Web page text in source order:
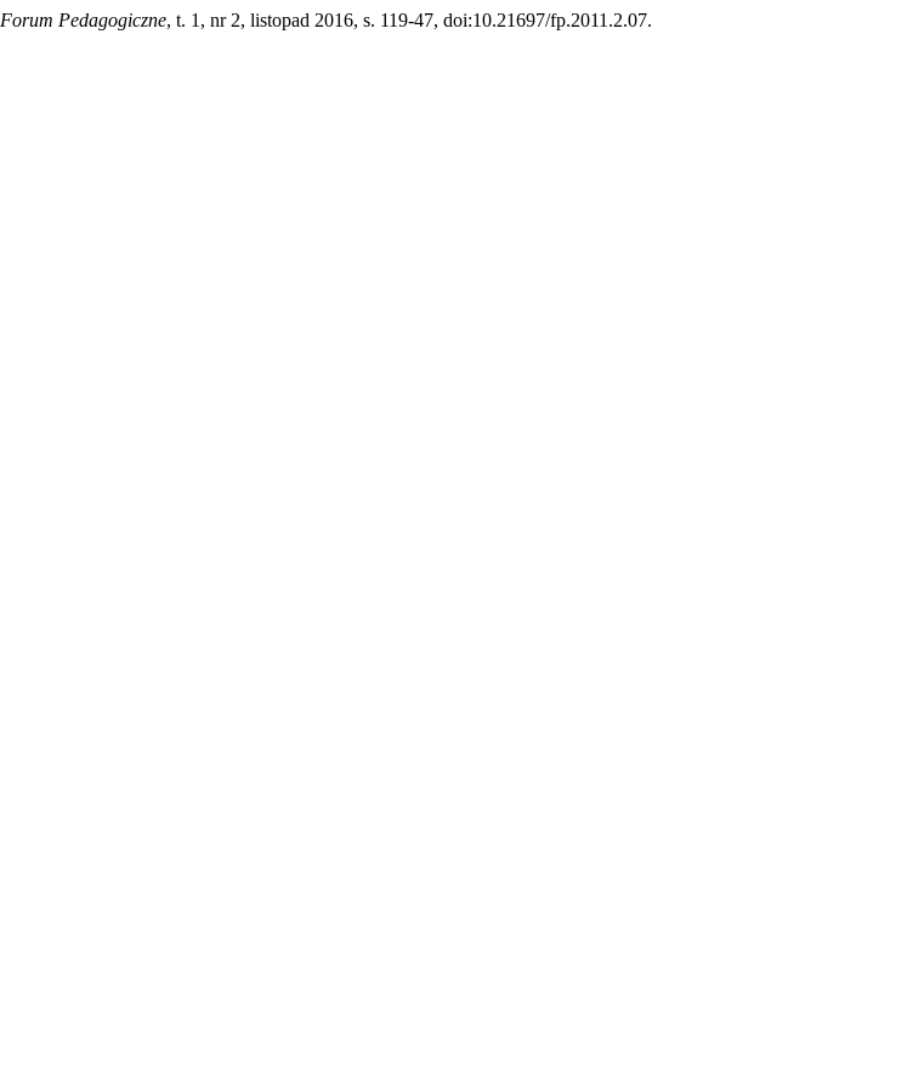
Forum Pedagogiczne, t. 1, nr 2, listopad 2016, s. 119-47, doi:10.21697/fp.2011.2.07.